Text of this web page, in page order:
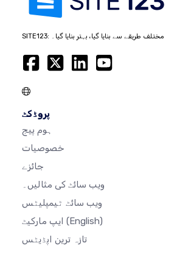
SITE123: مختلف طریقے سے بنایا گیا، بہتر بنایا گیا۔
پروڈکٹ
ہوم پیج
خصوصیات
جائزے
ویب سائٹ کی مثالیں۔
ویب سائٹ ٹیمپلیٹس
(English)
تازہ ترین اپڈیٹس